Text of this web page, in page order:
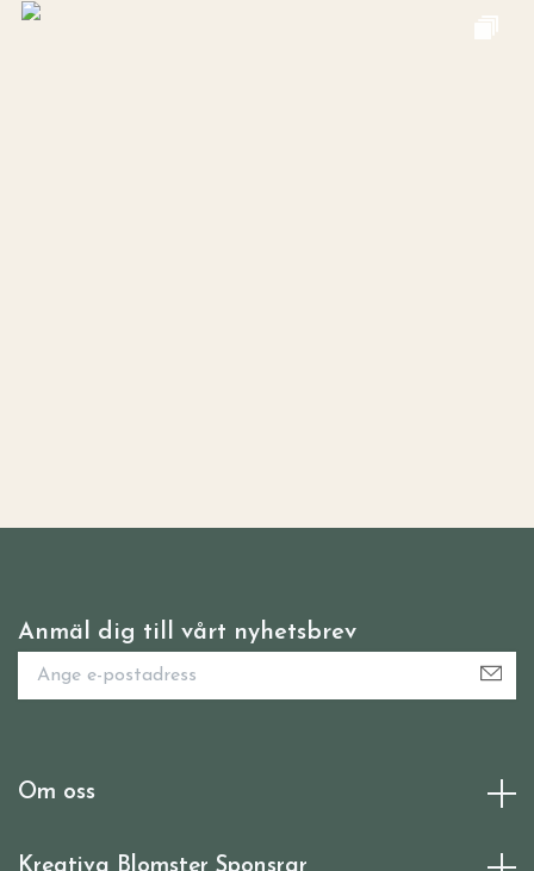
Anmäl dig till vårt nyhetsbrev
Om oss